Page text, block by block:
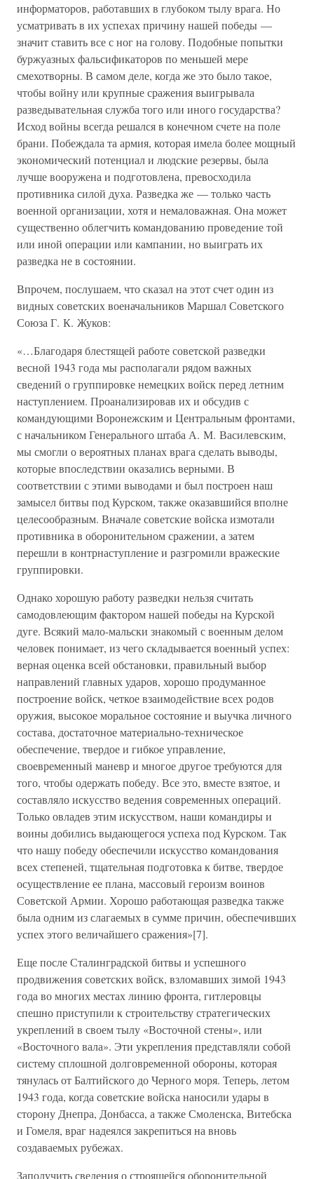
информаторов, работавших в глубоком тылу врага. Но
усматривать в их успехах причину нашей победы —
значит ставить все с ног на голову. Подобные попытки
буржуазных фальсификаторов по меньшей мере
смехотворны. В самом деле, когда же это было такое,
чтобы войну или крупные сражения выигрывала
разведывательная служба того или иного государства?
Исход войны всегда решался в конечном счете на поле
брани. Побеждала та армия, которая имела более мощный
экономический потенциал и людские резервы, была
лучше вооружена и подготовлена, превосходила
противника силой духа. Разведка же — только часть
военной организации, хотя и немаловажная. Она может
существенно облегчить командованию проведение той
или иной операции или кампании, но выиграть их
разведка не в состоянии.
Впрочем, послушаем, что сказал на этот счет один из
видных советских военачальников Маршал Советского
Союза Г. К. Жуков:
«…Благодаря блестящей работе советской разведки
весной 1943 года мы располагали рядом важных
сведений о группировке немецких войск перед летним
наступлением. Проанализировав их и обсудив с
командующими Воронежским и Центральным фронтами,
с начальником Генерального штаба А. М. Василевским,
мы смогли о вероятных планах врага сделать выводы,
которые впоследствии оказались верными. В
соответствии с этими выводами и был построен наш
замысел битвы под Курском, также оказавшийся вполне
целесообразным. Вначале советские войска измотали
противника в оборонительном сражении, а затем
перешли в контрнаступление и разгромили вражеские
группировки.
Однако хорошую работу разведки нельзя считать
самодовлеющим фактором нашей победы на Курской
дуге. Всякий мало-мальски знакомый с военным делом
человек понимает, из чего складывается военный успех:
верная оценка всей обстановки, правильный выбор
направлений главных ударов, хорошо продуманное
построение войск, четкое взаимодействие всех родов
оружия, высокое моральное состояние и выучка личного
состава, достаточное материально-техническое
обеспечение, твердое и гибкое управление,
своевременный маневр и многое другое требуются для
того, чтобы одержать победу. Все это, вместе взятое, и
составляло искусство ведения современных операций.
Только овладев этим искусством, наши командиры и
воины добились выдающегося успеха под Курском. Так
что нашу победу обеспечили искусство командования
всех степеней, тщательная подготовка к битве, твердое
осуществление ее плана, массовый героизм воинов
Советской Армии. Хорошо работающая разведка также
была одним из слагаемых в сумме причин, обеспечивших
успех этого величайшего сражения»[7].
Еще после Сталинградской битвы и успешного
продвижения советских войск, взломавших зимой 1943
года во многих местах линию фронта, гитлеровцы
спешно приступили к строительству стратегических
укреплений в своем тылу «Восточной стены», или
«Восточного вала». Эти укрепления представляли собой
систему сплошной долговременной обороны, которая
тянулась от Балтийского до Черного моря. Теперь, летом
1943 года, когда советские войска наносили удары в
сторону Днепра, Донбасса, а также Смоленска, Витебска
и Гомеля, враг надеялся закрепиться на вновь
создаваемых рубежах.
Заполучить сведения о строящейся оборонительной